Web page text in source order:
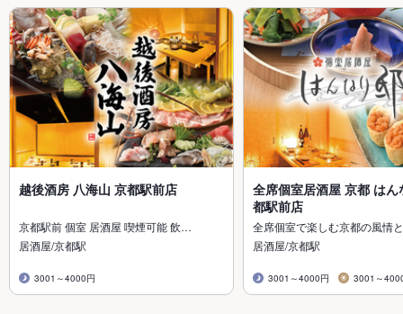
越後酒房 八海山 京都駅前店
京都駅前 個室 居酒屋 喫煙可能 飲…
居酒屋/京都駅
3001～4000円
全席個室居酒屋 京都 はん
都駅前店
全席個室で楽しむ京都の風情
居酒屋/京都駅
3001～4000円 3001～